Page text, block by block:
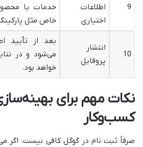
9
اطلاعات
اختیاری
خدمات یا
خاص مثل پارکینگ
10
انتشار
پروفایل
بعد از تأیید
می‌شود و در
خواهد بود.
نکات مهم برای
کسب‌وکار
صرفاً ثبت نام در گوگل کافی نیست. اگر